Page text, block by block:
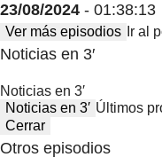
23/08/2024 - 01:38:13
Ver más episodios Ir al
Noticias en 3′
Noticias en 3′
Noticias en 3′ Últimos
Cerrar
Otros episodios